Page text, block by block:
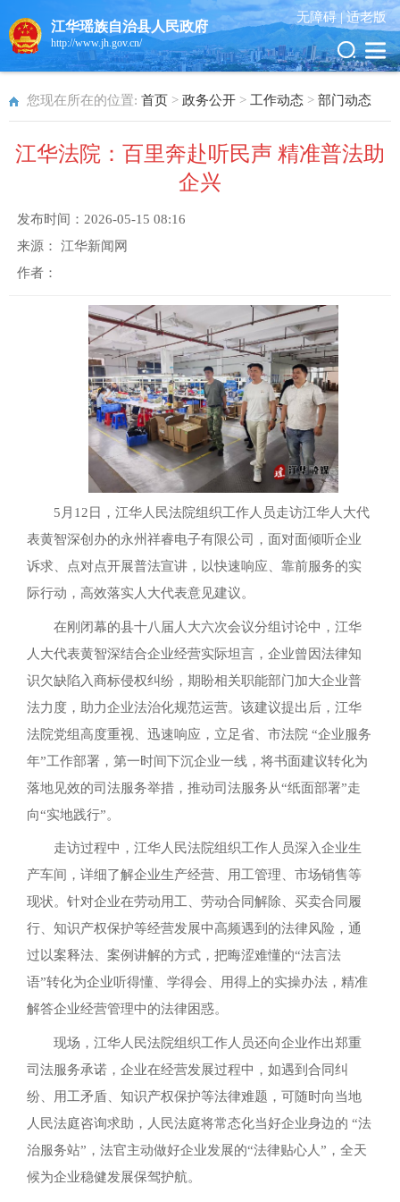
江华瑶族自治县人民政府
http://www.jh.gov.cn/
无障碍 |适老版
您现在所在的位置: 首页 > 政务公开 > 工作动态 > 部门动态
江华法院：百里奔赴听民声 精准普法助
企兴
发布时间： 2026-05-15 08:16
来源： 江华新闻网
作者：
5月12日，江华人民法院组织工作人员走访江华人大代
表黄智深创办的永州祥睿电子有限公司，面对面倾听企业
诉求、点对点开展普法宣讲，以快速响应、靠前服务的实
际行动，高效落实人大代表意见建议。
在刚闭幕的县十八届人大六次会议分组讨论中，江华
人大代表黄智深结合企业经营实际坦言，企业曾因法律知
识欠缺陷入商标侵权纠纷，期盼相关职能部门加大企业普
法力度，助力企业法治化规范运营。该建议提出后，江华
法院党组高度重视、迅速响应，立足省、市法院 “企业服务
年”工作部署，第一时间下沉企业一线，将书面建议转化为
落地见效的司法服务举措，推动司法服务从“纸面部署”走
向“实地践行”。
走访过程中，江华人民法院组织工作人员深入企业生
产车间，详细了解企业生产经营、用工管理、市场销售等
现状。针对企业在劳动用工、劳动合同解除、买卖合同履
行、知识产权保护等经营发展中高频遇到的法律风险，通
过以案释法、案例讲解的方式，把晦涩难懂的“法言法
语”转化为企业听得懂、学得会、用得上的实操办法，精准
解答企业经营管理中的法律困惑。
现场，江华人民法院组织工作人员还向企业作出郑重
司法服务承诺，企业在经营发展过程中，如遇到合同纠
纷、用工矛盾、知识产权保护等法律难题，可随时向当地
人民法庭咨询求助，人民法庭将常态化当好企业身边的 “法
治服务站”，法官主动做好企业发展的“法律贴心人”，全天
候为企业稳健发展保驾护航。